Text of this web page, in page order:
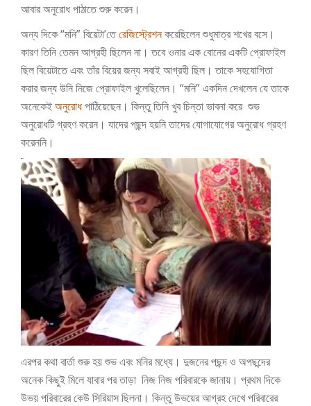
আবার অনুরোধ পাঠাতে শুরু করেন।
অন্য দিকে “মনি” বিয়েটা’তেরেজিস্ট্রেশনকরেছিলেন শুধুমাত্র শখের বসে।
কারণ তিনি তেমন আগ্রহী ছিলেন না। তবে ওনার এক বোনের একটি প্রোফাইল
ছিল বিয়েটাতে এবং তাঁর বিয়ের জন্য সবাই আগ্রহী ছিল। তাকে সহযোগিতা
করার জন্য উনি নিজে প্রোফাইল খুলেছিলেন। “মনি” একদিন দেখলেন যে তাকে
অনেকেইঅনুরোধপাঠিয়েছেন। কিন্তু তিনি খুব চিন্তা ভাবনা করে শুভ
অনুরোধটি গ্রহণ করেন। যাদের পছন্দ হয়নি তাদের যোগাযোগের অনুরোধ গ্রহণ
করেননি।
এরপর কথা বার্তা শুরু হয় শুভ এবং মনির মধ্যে। দুজনের পছন্দ ও অপছন্দের
অনেক কিছুই মিলে যাবার পর তাড়া নিজ নিজ পরিবারকে জানায়। প্রথম দিকে
উভয় পরিবারের কেউ সিরিয়াস ছিলনা। কিন্তু উভয়ের আগ্রহ দেখে পরিবারের